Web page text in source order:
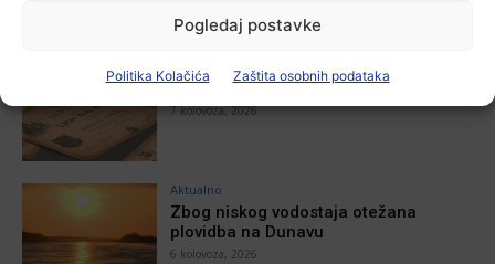
Pogledaj postavke
Politika Kolačića Zaštita osobnih podataka
Aktualno
U Županji održana Ljetna škola magije
7 kolovoza, 2026
Aktualno
Zbog niskog vodostaja otežana
plovidba na Dunavu
6 kolovoza, 2026